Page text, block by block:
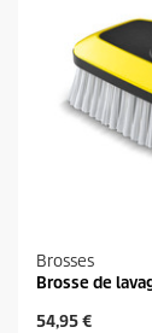
Brosses
Brosse de
P
54,95 €